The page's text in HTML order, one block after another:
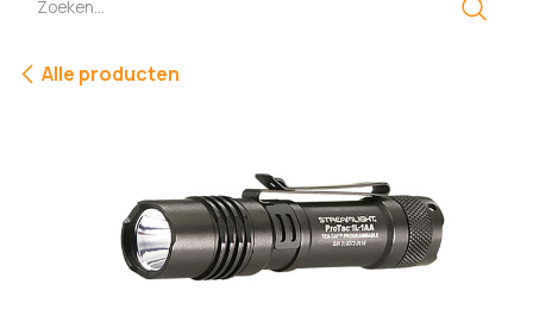
Alle producten